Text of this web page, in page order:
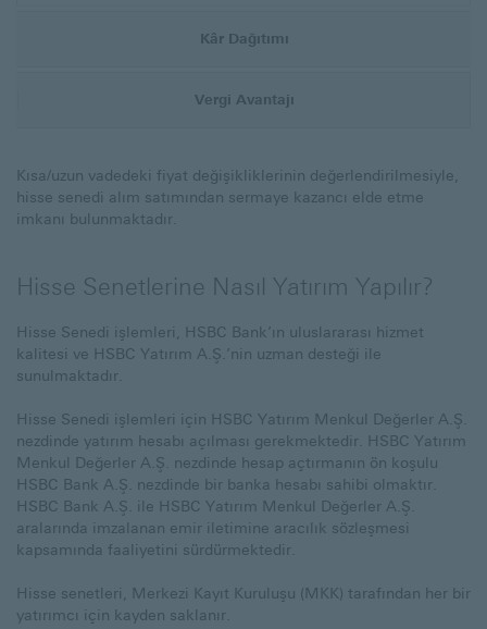
Kâr Dağıtımı
Vergi Avantajı
Kısa/uzun vadedeki fiyat değişikliklerinin değerlendirilmesiyle,
hisse senedi alım satımından sermaye kazancı elde etme
imkanı bulunmaktadır.
Hisse Senetlerine Nasıl Yatırım Yapılır?
Hisse Senedi işlemleri, HSBC Bank’ın uluslararası hizmet
kalitesi ve HSBC Yatırım A.Ş.’nin uzman desteği ile
sunulmaktadır.
Hisse Senedi işlemleri için HSBC Yatırım Menkul Değerler A.Ş.
nezdinde yatırım hesabı açılması gerekmektedir. HSBC Yatırım
Menkul Değerler A.Ş. nezdinde hesap açtırmanın ön koşulu
HSBC Bank A.Ş. nezdinde bir banka hesabı sahibi olmaktır.
HSBC Bank A.Ş. ile HSBC Yatırım Menkul Değerler A.Ş.
aralarında imzalanan emir iletimine aracılık sözleşmesi
kapsamında faaliyetini sürdürmektedir.
Hisse senetleri, Merkezi Kayıt Kuruluşu (MKK) tarafından her bir
yatırımcı için kayden saklanır.